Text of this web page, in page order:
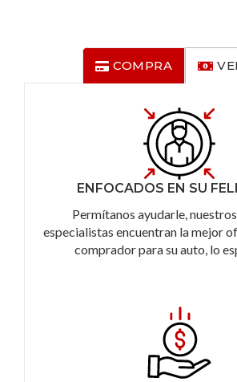
COMPRA
ENFOCADOS EN SU
Permítanos ayudarle,
especialistas encuentran la mejor
comprador para su auto, lo